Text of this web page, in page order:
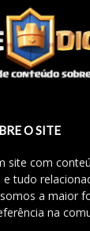
O SITE
site com
tudo
a maior
na